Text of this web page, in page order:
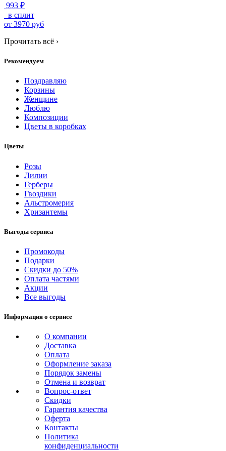
993 ₽
в сплит
от 3970 руб
Прочитать всё ›
Рекомендуем
Поздравляю
Корзины
Женщине
Люблю
Композиции
Цветы в коробках
Цветы
Розы
Лилии
Герберы
Гвоздики
Альстромерия
Хризантемы
Выгоды сервиса
Промокоды
Подарки
Скидки до 50%
Оплата частями
Акции
Все выгоды
Информация о сервисе
О компании
Доставка
Оплата
Оформление заказа
Порядок замены
Отмена и возврат
Вопрос-ответ
Скидки
Гарантия качества
Оферта
Контакты
Политика
конфиденциальности